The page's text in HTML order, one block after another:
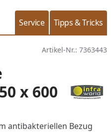
Service Tipps & Tricks
Artikel-Nr.: 7363443
x 600
antibakteriellen Bezug